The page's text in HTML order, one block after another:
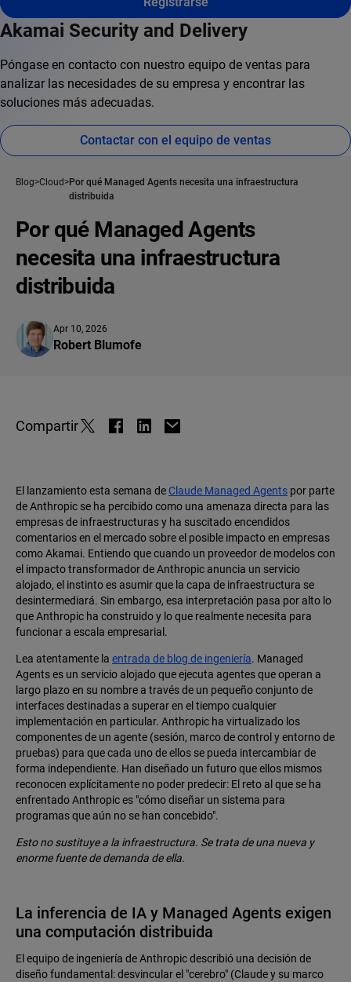
Akamai Security and Delivery
Póngase en contacto con nuestro equipo de ventas para
analizar las necesidades de su empresa y encontrar las
soluciones más adecuadas.
Contactar con el equipo de ventas
Blog Cloud
Por qué Managed Agents necesita una infraestructura
distribuida
Por qué Managed Agents
necesita una infraestructura
distribuida
Apr 10, 2026
Robert Blumofe
Compartir
El lanzamiento esta semana de Claude Managed Agents por parte
de Anthropic se ha percibido como una amenaza directa para las
empresas de infraestructuras y ha suscitado encendidos
comentarios en el mercado sobre el posible impacto en empresas
como Akamai. Entiendo que cuando un proveedor de modelos con
el impacto transformador de Anthropic anuncia un servicio
alojado, el instinto es asumir que la capa de infraestructura se
desintermediará. Sin embargo, esa interpretación pasa por alto lo
que Anthropic ha construido y lo que realmente necesita para
funcionar a escala empresarial.
Lea atentamente la entrada de blog de ingeniería. Managed
Agents es un servicio alojado que ejecuta agentes que operan a
largo plazo en su nombre a través de un pequeño conjunto de
interfaces destinadas a superar en el tiempo cualquier
implementación en particular. Anthropic ha virtualizado los
componentes de un agente (sesión, marco de control y entorno de
pruebas) para que cada uno de ellos se pueda intercambiar de
forma independiente. Han diseñado un futuro que ellos mismos
reconocen explícitamente no poder predecir: El reto al que se ha
enfrentado Anthropic es "cómo diseñar un sistema para
programas que aún no se han concebido".
Esto no sustituye a la infraestructura. Se trata de una nueva y
enorme fuente de demanda de ella.
La inferencia de IA y Managed Agents exigen
una computación distribuida
El equipo de ingeniería de Anthropic describió una decisión de
diseño fundamental: desvincular el "cerebro" (Claude y su marco